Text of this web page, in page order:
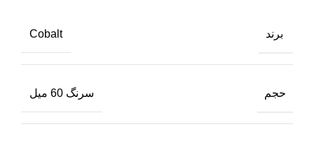
برند Cobalt
حجم سرنگ 60 میل